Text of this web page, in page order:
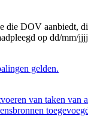
DOV aanbiedt,
op dd/mm/
gelden.
van taken van